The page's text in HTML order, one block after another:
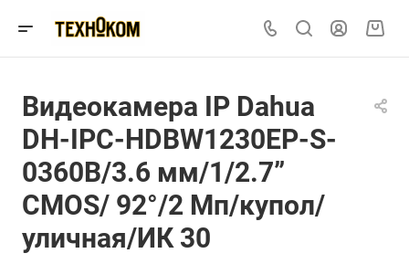
Видеокамера IP Dаhua
DH-IPC-HDBW1230EP-S-
0360B/3.6 мм/1/2.7”
CMOS/ 92°/2 Мп/купол/
уличная/ИК 30